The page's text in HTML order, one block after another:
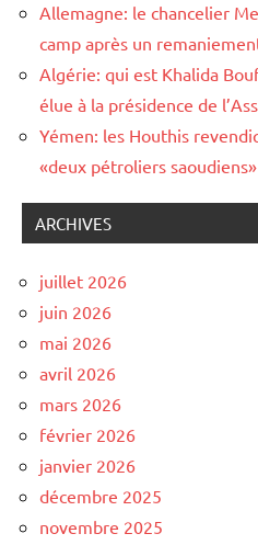
Allemagne: le chancelier
camp après un
Algérie: qui est Khalida
élue à la présidence de
Yémen: les Houthis
«deux pétroliers
ARCHIVES
juillet 2026
juin 2026
mai 2026
avril 2026
mars 2026
février 2026
janvier 2026
décembre 2025
novembre 2025